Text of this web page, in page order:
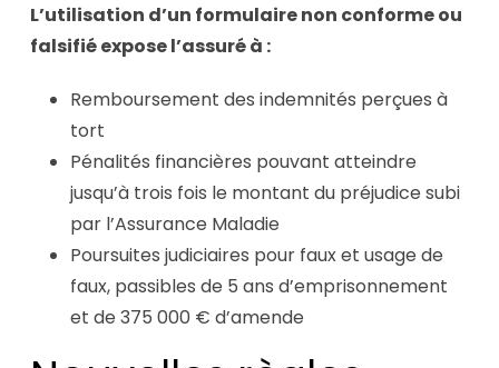
L’utilisation d’un formulaire non conforme ou
falsifié expose l’assuré à :
Remboursement des indemnités perçues à
tort
Pénalités financières pouvant atteindre
jusqu’à trois fois le montant du préjudice subi
par l’Assurance Maladie
Poursuites judiciaires pour faux et usage de
faux, passibles de 5 ans d’emprisonnement
et de 375 000 € d’amende